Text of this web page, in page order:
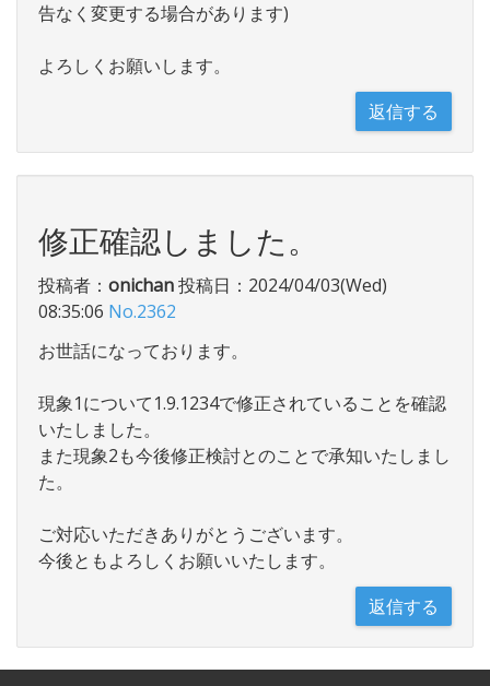
告なく変更する場合があります)
よろしくお願いします。
修正確認しました。
投稿者： onichan投稿日：2024/04/03(Wed)
08:35:06 No.2362
お世話になっております。
現象1について1.9.1234で修正されていることを確認
いたしました。
また現象2も今後修正検討とのことで承知いたしまし
た。
ご対応いただきありがとうございます。
今後ともよろしくお願いいたします。